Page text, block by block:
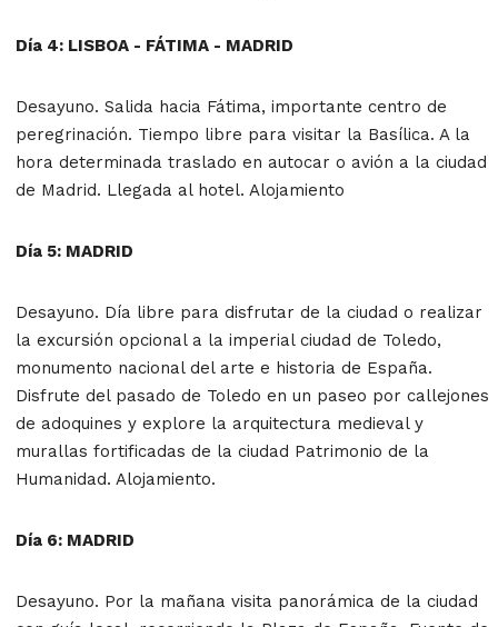
Día 4: LISBOA - FÁTIMA - MADRID
Desayuno. Salida hacia Fátima, importante centro de
peregrinación. Tiempo libre para visitar la Basílica. A la
hora determinada traslado en autocar o avión a la ciudad
de Madrid. Llegada al hotel. Alojamiento
Día 5: MADRID
Desayuno. Día libre para disfrutar de la ciudad o realizar
la excursión opcional a la imperial ciudad de Toledo,
monumento nacional del arte e historia de España.
Disfrute del pasado de Toledo en un paseo por callejones
de adoquines y explore la arquitectura medieval y
murallas fortificadas de la ciudad Patrimonio de la
Humanidad. Alojamiento.
Día 6: MADRID
Desayuno. Por la mañana visita panorámica de la ciudad